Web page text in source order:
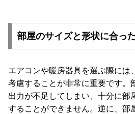
部屋のサイズと形状に合っ
エアコンや暖房器具を選ぶ際には
考慮することが非常に重要です。
出力が不足してしまい、十分に部
することができません。逆に、部